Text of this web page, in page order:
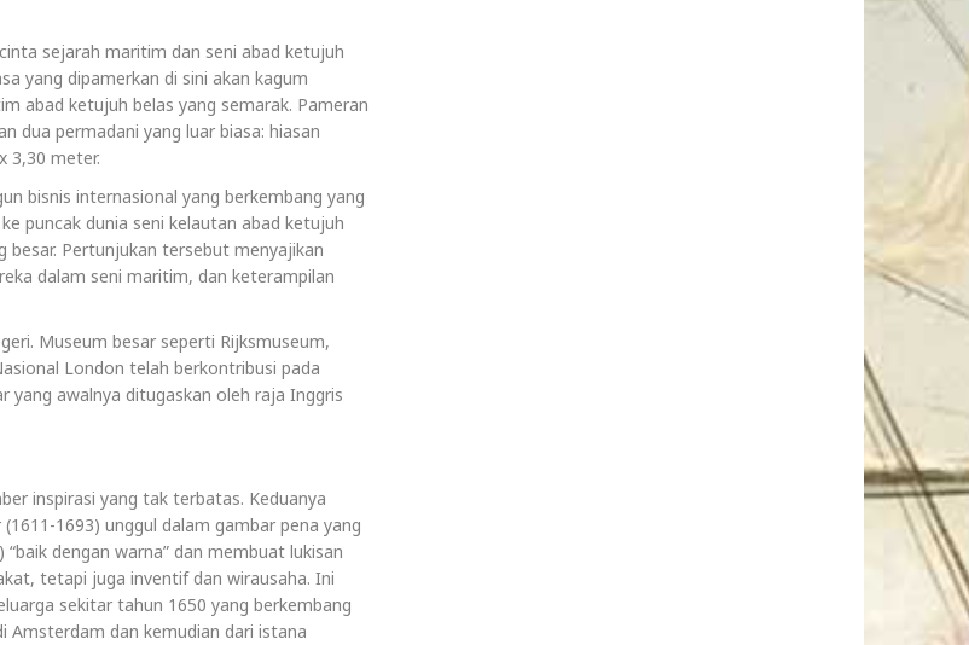
sejarah maritim dan seni abad ketujuh
yang dipamerkan di sini akan kagum
abad ketujuh belas yang semarak. Pameran
dua permadani yang luar biasa: hiasan
3,30 meter.
bisnis internasional yang berkembang yang
puncak dunia seni kelautan abad ketujuh
besar. Pertunjukan tersebut menyajikan
dalam seni maritim, dan keterampilan
Museum besar seperti Rijksmuseum,
London telah berkontribusi pada
yang awalnya ditugaskan oleh raja Inggris
inspirasi yang tak terbatas. Keduanya
1693) unggul dalam gambar pena yang
dengan warna” dan membuat lukisan
tetapi juga inventif dan wirausaha. Ini
sekitar tahun 1650 yang berkembang
dan kemudian dari istana